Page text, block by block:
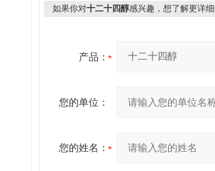
如果你对十二十四醇感兴趣，想了解更详
产品：
您的单位：
您的姓名：